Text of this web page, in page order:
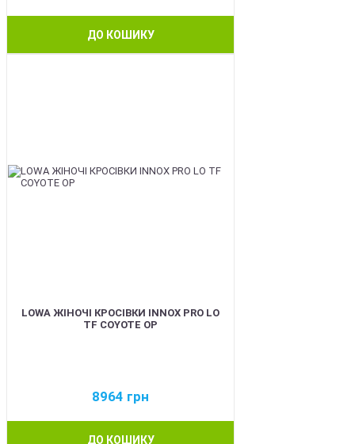
ДО КОШИКУ
LOWA ЖІНОЧІ КРОСІВКИ INNOX PRO LO
TF COYOTE OP
8964 грн
ДО КОШИКУ